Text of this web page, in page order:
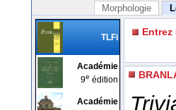
Morphologie
TLFi
Académie
9e édition
Académie
Entrez